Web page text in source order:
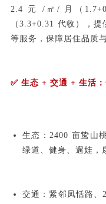
2.4 元 /㎡/ 月（
（3.3+0.31 代收），
等服务，保障居住品质
✅ 生态 + 交通 + 生活
生态：2400 亩鸷山
绿道、健身、遛娃，
交通：紧邻凤恬路、